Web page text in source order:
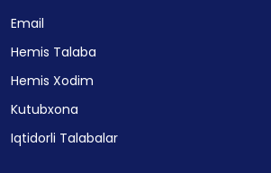
Email
Hemis Talaba
Hemis Xodim
Kutubxona
Iqtidorli Talabalar